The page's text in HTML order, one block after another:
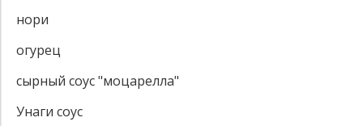
нори
огурец
сырный соус "моцарелла"
Унаги соус